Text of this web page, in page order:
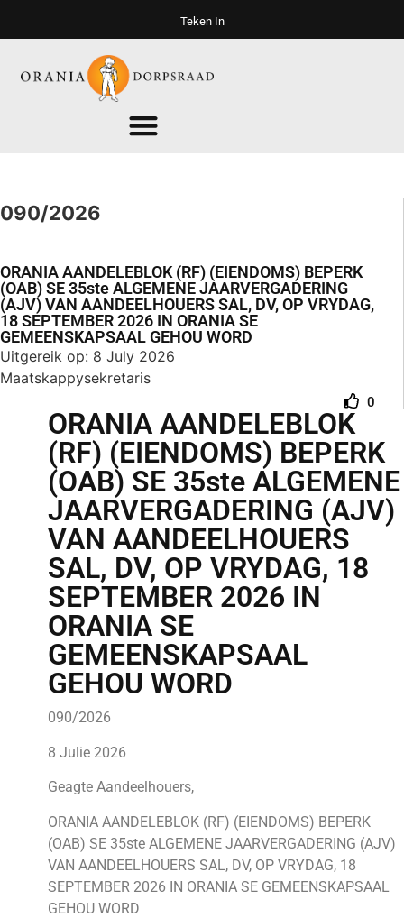
Teken In
090/2026
ORANIA AANDELEBLOK (RF) (EIENDOMS) BEPERK
(OAB) SE 35ste ALGEMENE JAARVERGADERING
(AJV) VAN AANDEELHOUERS SAL, DV, OP VRYDAG,
18 SEPTEMBER 2026 IN ORANIA SE
GEMEENSKAPSAAL GEHOU WORD
Uitgereik op: 8 July 2026
Maatskappysekretaris
0
ORANIA AANDELEBLOK
(RF) (EIENDOMS) BEPERK
(OAB) SE 35ste ALGEMENE
JAARVERGADERING (AJV)
VAN AANDEELHOUERS
SAL, DV, OP VRYDAG, 18
SEPTEMBER 2026 IN
ORANIA SE
GEMEENSKAPSAAL
GEHOU WORD
090/2026
8 Julie 2026
Geagte Aandeelhouers,
ORANIA AANDELEBLOK (RF) (EIENDOMS) BEPERK
(OAB) SE 35ste ALGEMENE JAARVERGADERING (AJV)
VAN AANDEELHOUERS SAL, DV, OP VRYDAG, 18
SEPTEMBER 2026 IN ORANIA SE GEMEENSKAPSAAL
GEHOU WORD